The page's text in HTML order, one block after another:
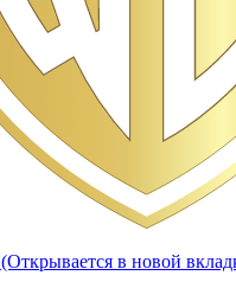
(Открывается в новой